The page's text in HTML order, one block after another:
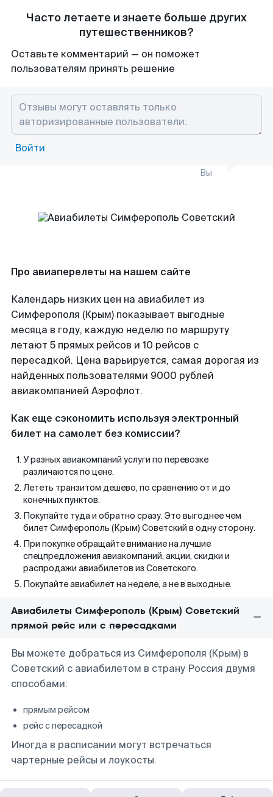
Часто летаете и знаете больше других
путешественников?
Оставьте комментарий — он поможет
пользователям принять решение
Войти
Вы
Про авиаперелеты на нашем сайте
Календарь низких цен на авиабилет из
Симферополя (Крым) показывает выгодные
месяца в году, каждую неделю по маршруту
летают 5 прямых рейсов и 10 рейсов с
пересадкой. Цена варьируется, самая дорогая из
найденных пользователями 9000 рублей
авиакомпанией Аэрофлот.
Как еще сэкономить используя электронный
билет на самолет без комиссии?
У разных авиакомпаний услуги по перевозке
различаются по цене.
Лететь транзитом дешево, по сравнению от и до
конечных пунктов.
Покупайте туда и обратно сразу. Это выгоднее чем
билет Симферополь (Крым) Советский в одну сторону.
При покупке обращайте внимание на лучшие
спецпредложения авиакомпаний, акции, скидки и
распродажи авиабилетов из Советского.
Покупайте авиабилет на неделе, а не в выходные.
Авиабилеты Симферополь (Крым) Советский
прямой рейс или с пересадками
Вы можете добраться из Симферополя (Крым) в
Советский с авиабилетом в страну Россия двумя
способами:
прямым рейсом
рейс с пересадкой
Иногда в расписании могут встречаться
чартерные рейсы и лоукосты.